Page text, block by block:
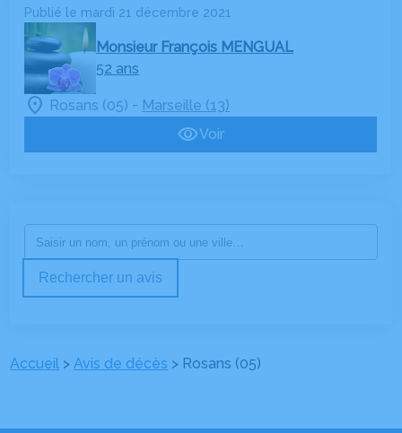
Publié le mardi 21 décembre 2021
Monsieur François MENGUAL
52 ans
Rosans (05) - Marseille (13)
Voir
Rechercher un avis
Accueil >Avis de décès > Rosans (05)